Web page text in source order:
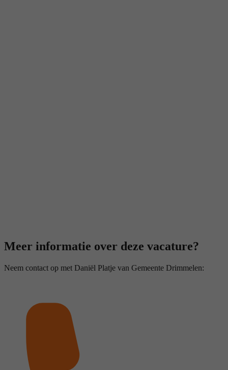
Meer informatie over deze vacature?
Neem contact op met Daniël Platje van Gemeente Drimmelen: